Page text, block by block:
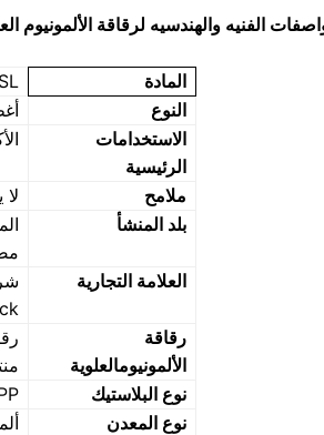
الفنيه والهندسيه لرقاقة
المادة
النوع
الاستخدامات
الرئيسية
ملامح
بلد المنشأ
العلامة التجارية
رقاقة
الألمونيومالعلوية
نوع البلاستيك
نوع المعدن